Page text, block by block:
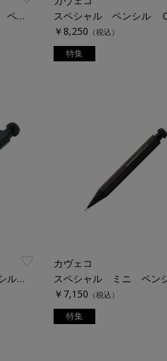
アンビション ロンバス ペンシル ０．５ｍｍ
￥8,250 （税込）
特集
スペシャル ミニ ペンシル ０．５ｍｍ
カヴェコ
￥7,150 （税込）
特集